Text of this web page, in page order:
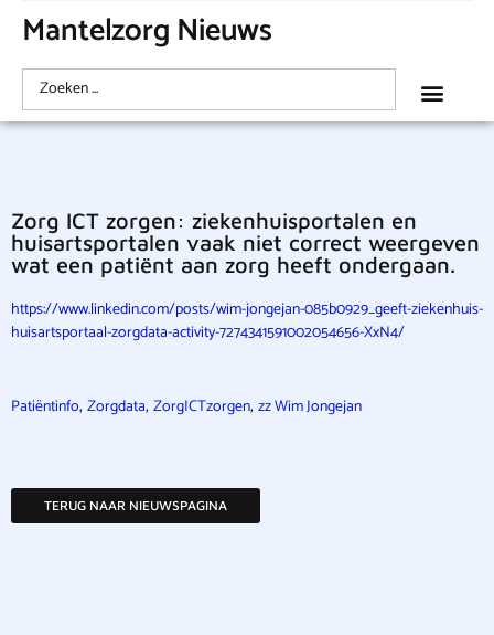
Mantelzorg Nieuws
Zorg ICT zorgen: ziekenhuisportalen en
huisartsportalen vaak niet correct weergeven
wat een patiënt aan zorg heeft ondergaan.
https://www.linkedin.com/posts/wim-jongejan-085b0929_geeft-ziekenhuis-
huisartsportaal-zorgdata-activity-7274341591002054656-XxN4/
Patiëntinfo, Zorgdata, ZorgICTzorgen, zz Wim Jongejan
TERUG NAAR NIEUWSPAGINA